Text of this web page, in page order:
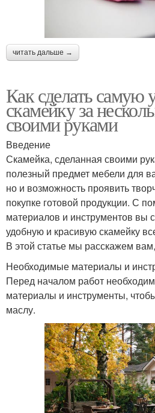
читать дальше →
Как сделать самую
скамейку за
своими руками
Введение
Скамейка, сделанная своими
полезный предмет мебели для
но и возможность проявить
покупке готовой продукции. С
материалов и инструментов вы
удобную и красивую скамейку
В этой статье мы расскажем вам,
Необходимые материалы и
Перед началом работ
материалы и инструменты,
маслу.